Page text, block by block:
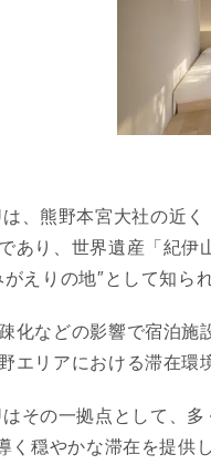
、熊野本宮大社の近
あり、世界遺産「紀
えりの地″として知ら
化などの影響で宿泊
エリアにおける滞在環
その一拠点として、
く穏やかな滞在を提供